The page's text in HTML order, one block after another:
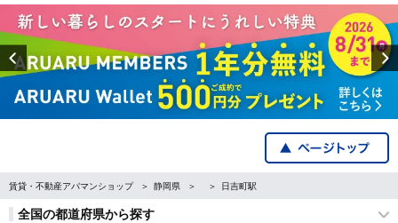
Previous
賃貸・不動産アパマンショップ 静岡県 日吉町駅
全国の都道府県から探す